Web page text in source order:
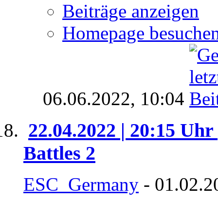
Beiträge anzeigen
Homepage
06.06.2022, 10:04
22.04.2022 | 20:15
Battles 2
ESC_Germany -